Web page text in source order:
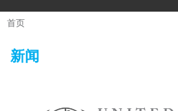
你
在
这
首页
新闻